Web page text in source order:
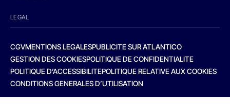
LEGAL
CGVMENTIONS LEGALESPUBLICITE SUR ATLANTICO
GESTION DES COOKIESPOLITIQUE DE CONFIDENTIALITE
POLITIQUE D’ACCESSIBILITEPOLITIQUE RELATIVE AUX COOKIES
CONDITIONS GENERALES D’UTILISATION